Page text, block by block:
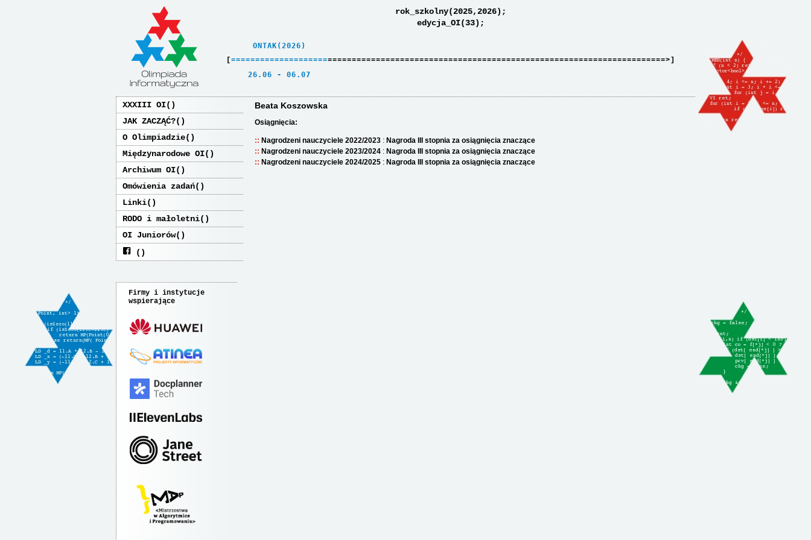
rok_szkolny(2025,2026);
edycja_OI(33);
    ONTAK(2026)
[ ==========================================================================================>]
   26.06 - 06.07
XXXIII OI
JAK ZACZĄĆ?
O Olimpiadzie
Międzynarodowe OI
Archiwum OI
Omówienia zadań
Linki
RODO i małoletni
OI Juniorów
Firmy i instytucje
wspierające
Beata Koszowska
Osiągnięcia:
Nagrodzeni nauczyciele 2022/2023 : Nagroda III stopnia za osiągnięcia znaczące
Nagrodzeni nauczyciele 2023/2024 : Nagroda III stopnia za osiągnięcia znaczące
Nagrodzeni nauczyciele 2024/2025 : Nagroda III stopnia za osiągnięcia znaczące